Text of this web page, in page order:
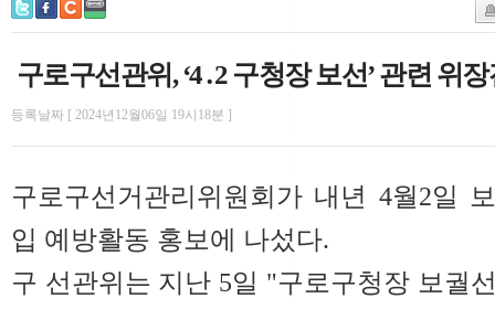
구로구선관위, ‘4․2 구청장 보선’ 관련 위
등록날짜 [ 2024년12월06일 19시18분 ]
구로구선거관리위원회가 내년 4월2일
입 예방활동 홍보에 나섰다.
구 선관위는 지난 5일 "구로구청장 보궐